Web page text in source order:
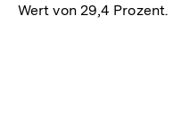
Wert von 29,4 Prozent.